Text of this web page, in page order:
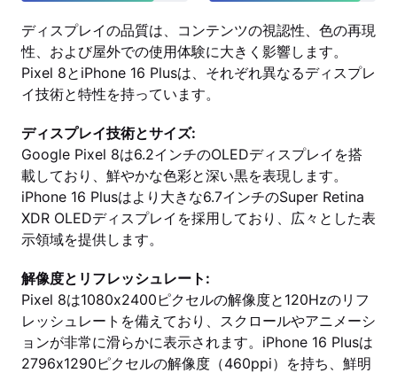
ディスプレイの品質は、コンテンツの視認性、色の再現
性、および屋外での使用体験に大きく影響します。
Pixel 8とiPhone 16 Plusは、それぞれ異なるディスプレ
イ技術と特性を持っています。
ディスプレイ技術とサイズ:
Google Pixel 8は6.2インチのOLEDディスプレイを搭
載しており、鮮やかな色彩と深い黒を表現します。
iPhone 16 Plusはより大きな6.7インチのSuper Retina
XDR OLEDディスプレイを採用しており、広々とした表
示領域を提供します。
解像度とリフレッシュレート:
Pixel 8は1080x2400ピクセルの解像度と120Hzのリフ
レッシュレートを備えており、スクロールやアニメーシ
ョンが非常に滑らかに表示されます。iPhone 16 Plusは
2796x1290ピクセルの解像度（460ppi）を持ち、鮮明